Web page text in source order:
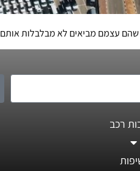
שהם עצמם מביאים לא מבלבלות אותם
רכב